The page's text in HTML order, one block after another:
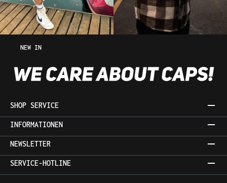
NEW IN
SHOP SERVICE
INFORMATIONEN
NEWSLETTER
SERVICE-HOTLINE